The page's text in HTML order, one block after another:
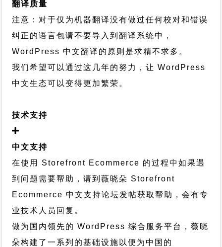
翻译质量
注意：对于仅为机器翻译没有做过任何校对和错误
纠正的语言包请不要导入到翻译系统中，
WordPress 中文翻译的原则 是求精不求多。
我们希望可以通过这几年的努力，让 WordPress
中文生态可以变得更加繁荣。
技术支持
中文支持
在使用 Storefront Ecommerce 的过程中如果遇
到问题需要帮助，请到薇晓朵 Storefront
Ecommerce 中文支持论坛发帖获取帮助，会有专
业技术人员回复。
做为国内领先的 WordPress 综合服务平台，薇晓
朵构建了一系列的基础设施以便为中国的